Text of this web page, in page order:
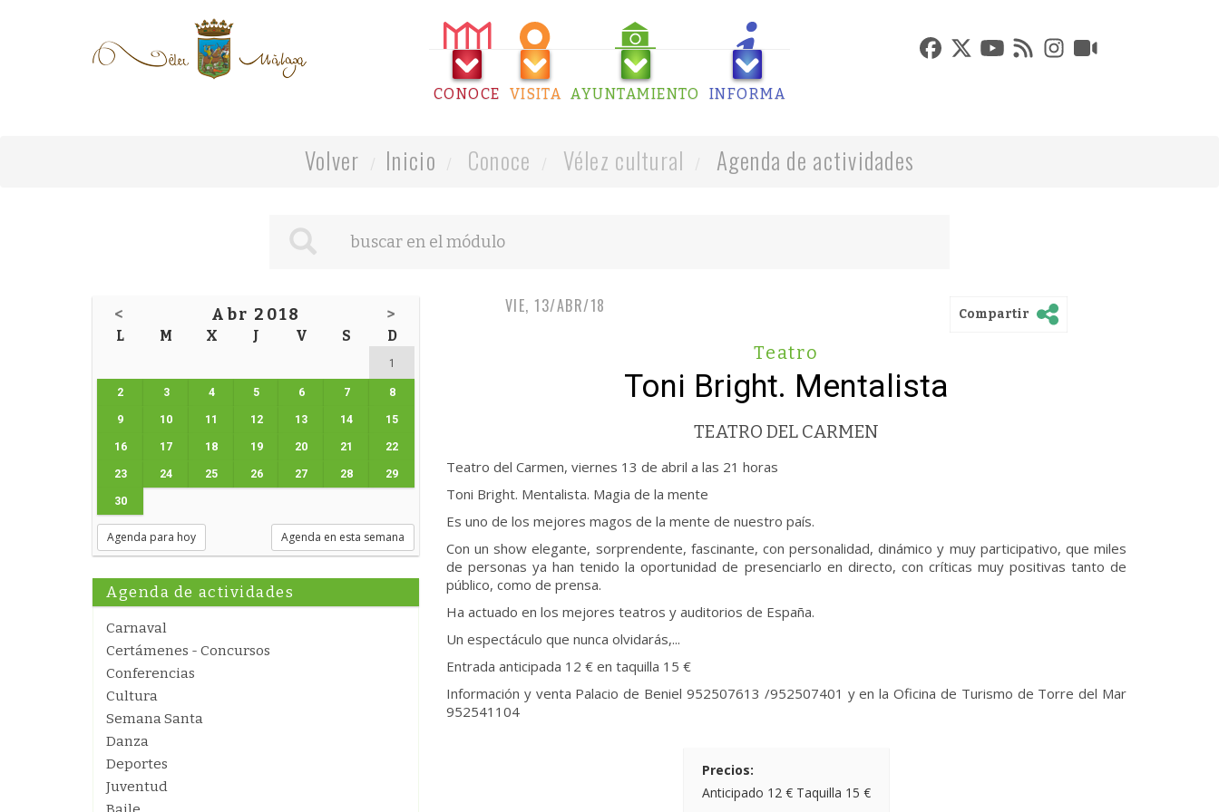
CONOCE VISITA AYUNTAMIENTO INFORMA
Volver Inicio Conoce Vélez cultural Agenda de actividades
< Abr 2018 >
L M X J V S D
1
2 3 4 5 6 7 8
9 10 11 12 13 14 15
16 17 18 19 20 21 22
23 24 25 26 27 28 29
30
Agenda para hoy Agenda en esta semana
Agenda de actividades
Carnaval
Certámenes - Concursos
Conferencias
Cultura
Semana Santa
Danza
Deportes
Juventud
VIE, 13/ABR/18 Compartir
Teatro
Toni Bright. Mentalista
TEATRO DEL CARMEN
Teatro del Carmen, viernes 13 de abril a las 21 horas
Toni Bright. Mentalista. Magia de la mente
Es uno de los mejores magos de la mente de nuestro país.
Con un show elegante, sorprendente, fascinante, con personalidad, dinámico y muy participativo, que miles
de personas ya han tenido la oportunidad de presenciarlo en directo, con críticas muy positivas tanto de
público, como de prensa.
Ha actuado en los mejores teatros y auditorios de España.
Un espectáculo que nunca olvidarás,...
Entrada anticipada 12 € en taquilla 15 €
Información y venta Palacio de Beniel 952507613 /952507401 y en la Oficina de Turismo de Torre del Mar
952541104
Precios:
Anticipado 12 € Taquilla 15 €